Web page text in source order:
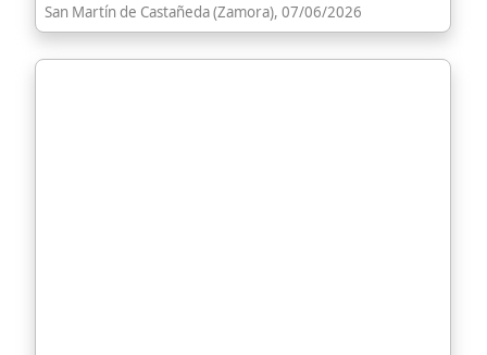
San Martín de Castañeda (Zamora), 07/06/2026